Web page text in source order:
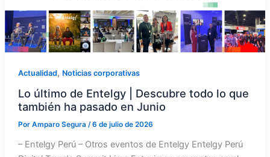
Actualidad, Noticias corporativas
Lo último de Entelgy | Descubre todo lo que
también ha pasado en Junio
Por Amparo Segura /6 de julio de 2026
– Entelgy Perú – Otros eventos de Entelgy Entelgy Perú